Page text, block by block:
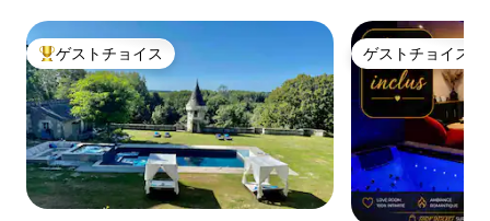
大好評のゲストチョイスです。
ゲストチョイス ゲストチョイス
ゲストチョイス